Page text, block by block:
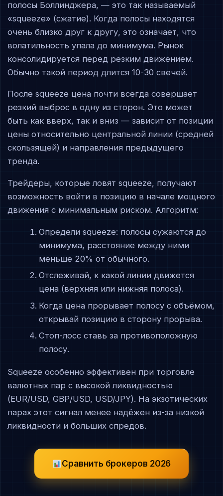
полосы Боллинджера, — это так называемый
«squeeze» (сжатие). Когда полосы находятся
очень близко друг к другу, это означает, что
волатильность упала до минимума. Рынок
консолидируется перед резким движением.
Обычно такой период длится 10-30 свечей.
После squeeze цена почти всегда совершает
резкий выброс в одну из сторон. Это может
быть как вверх, так и вниз — зависит от позиции
цены относительно центральной линии (средней
скользящей) и направления предыдущего
тренда.
Трейдеры, которые ловят squeeze, получают
возможность войти в позицию в начале мощного
движения с минимальным риском. Алгоритм:
Определи squeeze: полосы сужаются до
минимума, расстояние между ними
меньше 20% от обычного.
Отслеживай, к какой линии движется
цена (верхняя или нижняя полоса).
Когда цена прорывает полосу с объёмом,
открывай позицию в сторону прорыва.
Стоп-лосс ставь за противоположную
полосу.
Squeeze особенно эффективен при торговле
валютных пар с высокой ликвидностью
(EUR/USD, GBP/USD, USD/JPY). На экзотических
парах этот сигнал менее надёжен из-за низкой
ликвидности и больших спредов.
Сравнить брокеров 2026